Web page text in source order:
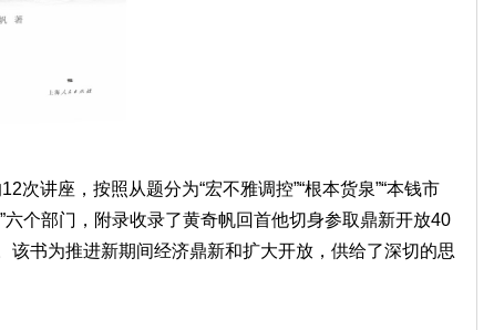
讲座，按照从题分为“宏不雅调控”“根本货泉”“本钱市
”六个部门，附录收录了黄奇帆回首他切身参取鼎新开放40
该书为推进新期间经济鼎新和扩大开放，供给了深切的思